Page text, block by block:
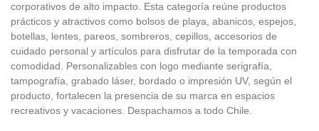
corporativos de alto impacto. Esta categoría reúne productos
prácticos y atractivos como bolsos de playa, abanicos, espejos,
botellas, lentes, pareos, sombreros, cepillos, accesorios de
cuidado personal y artículos para disfrutar de la temporada con
comodidad. Personalizables con logo mediante serigrafía,
tampografía, grabado láser, bordado o impresión UV, según el
producto, fortalecen la presencia de su marca en espacios
recreativos y vacaciones. Despachamos a todo Chile.